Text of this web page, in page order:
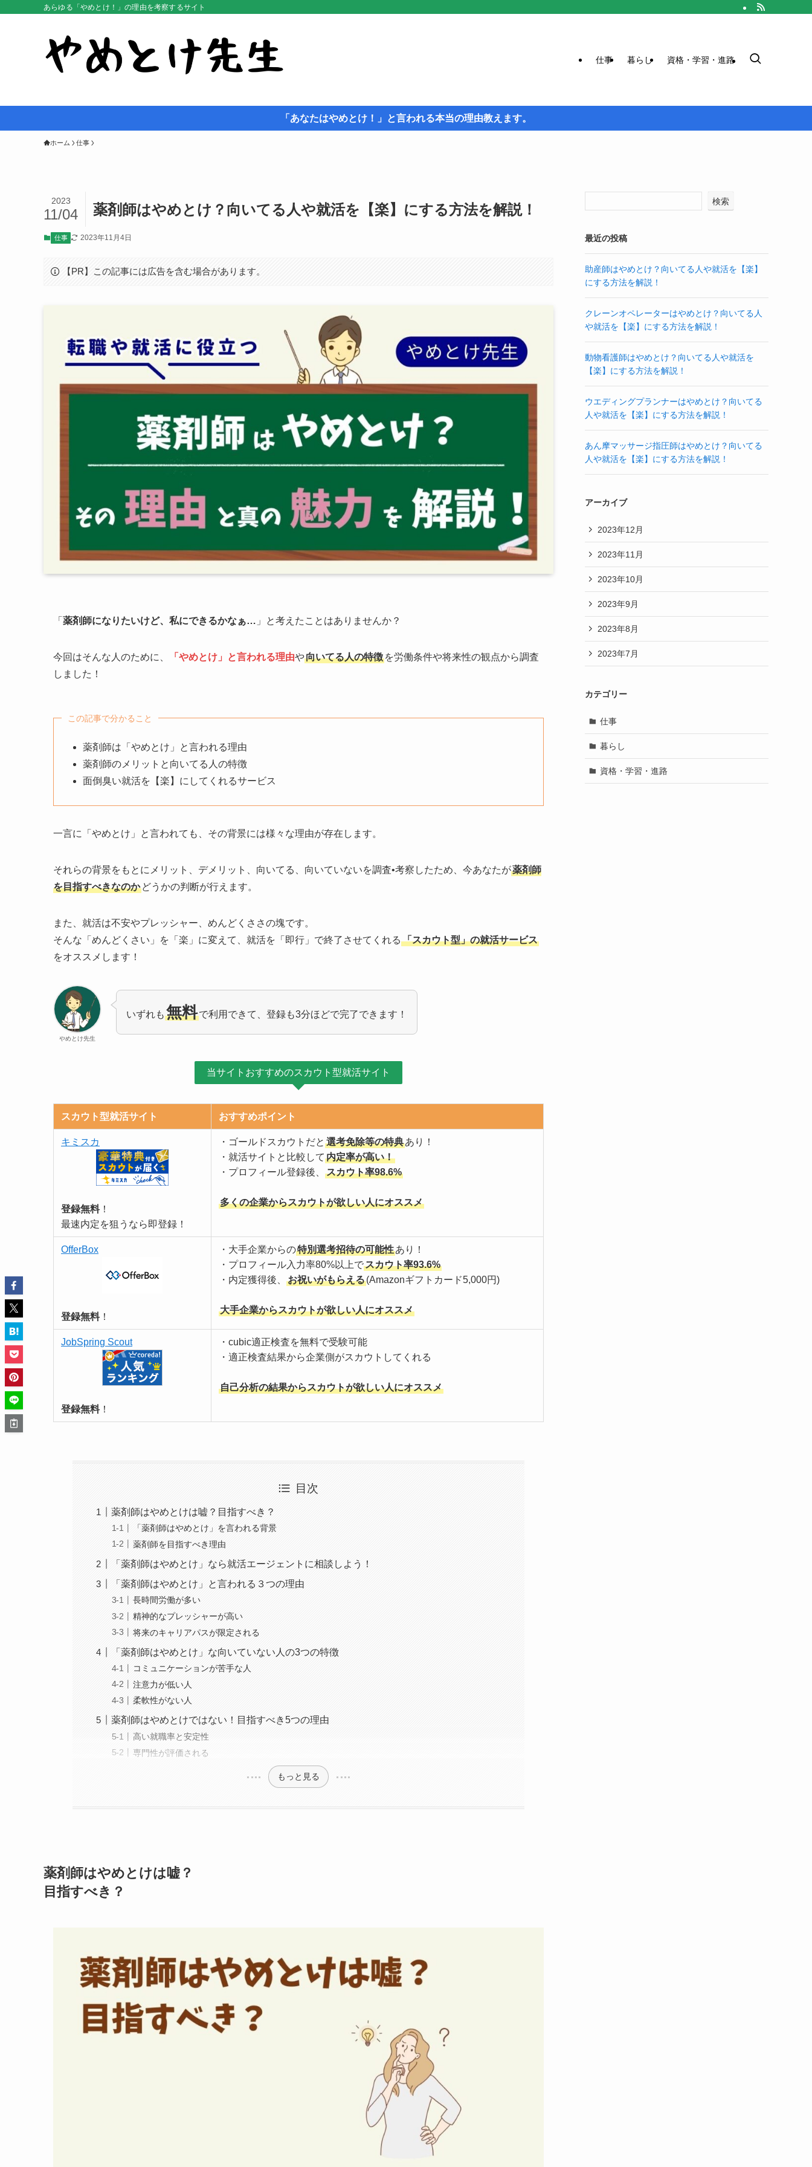
あらゆる「やめとけ！」の理由を考察するサイト
仕事 暮らし 資格・学習・進路
「あなたはやめとけ！」と言われる本当の理由教えます。
ホーム 仕事
薬剤師はやめとけ？向いてる人や就活を【楽】にする方法を解説！
2023
11/04
仕事 2023年11月4日
【PR】この記事には広告を含む場合があります。
「 薬剤師になりたいけど、私にできるかなぁ… 」と考えたことはありませんか？
今回はそんな人のために、 「やめとけ」と言われる理由や向いてる人の特徴 を労働条件や将来性の観点から調査
しました！
この記事で分かること
薬剤師は「やめとけ」と言われる理由
薬剤師のメリットと向いてる人の特徴
面倒臭い就活を【楽】にしてくれるサービス
一言に「やめとけ」と言われても、その背景には様々な理由が存在します。
それらの背景をもとにメリット、デメリット、向いてる、向いていないを調査•考察したため、今あなたが薬剤師
を目指すべきなのか どうかの判断が行えます。
また、就活は不安やプレッシャー、めんどくささの塊です。
そんな「めんどくさい」を「楽」に変えて、就活を「即行」で終了させてくれる 「スカウト型」の就活サービス
をオススメします！
やめとけ先生
いずれも 無料で利用できて、登録も3分ほどで完了できます！
当サイトおすすめのスカウト型就活サイト
スカウト型就活サイト おすすめポイント
キミスカ
登録無料！
最速内定を狙うなら即登録！
・ゴールドスカウトだと 選考免除等の特典あり！
・就活サイトと比較して 内定率が高い！
・プロフィール登録後、
スカウト率98.6%
多くの企業からスカウトが欲しい人にオススメ
OfferBox
登録無料！
・大手企業からの特別選考招待の可能性あり！
・プロフィール入力率80%以上でスカウト率93.6%
・内定獲得後、
お祝いがもらえる(Amazonギフトカード5,000円)
大手企業からスカウトが欲しい人にオススメ
JobSpring Scout
登録無料！
・cubic適正検査を無料で受験可能
・適正検査結果から企業側がスカウトしてくれる
自己分析の結果からスカウトが欲しい人にオススメ
目次
薬剤師はやめとけは嘘？目指すべき？
「薬剤師はやめとけ」を言われる背景
薬剤師を目指すべき理由
「薬剤師はやめとけ」なら就活エージェントに相談しよう！
「薬剤師はやめとけ」と言われる３つの理由
長時間労働が多い
精神的なプレッシャーが高い
将来のキャリアパスが限定される
「薬剤師はやめとけ」な向いていない人の3つの特徴
コミュニケーションが苦手な人
注意力が低い人
柔軟性がない人
薬剤師はやめとけではない！目指すべき5つの理由
高い就職率と安定性
専門性が評価される
もっと見る
薬剤師はやめとけは嘘？
目指すべき？
検索
最近の投稿
助産師はやめとけ？向いてる人や就活を【楽】
にする方法を解説！
クレーンオペレーターはやめとけ？向いてる人
や就活を【楽】にする方法を解説！
動物看護師はやめとけ？向いてる人や就活を
【楽】にする方法を解説！
ウエディングプランナーはやめとけ？向いてる
人や就活を【楽】にする方法を解説！
あん摩マッサージ指圧師はやめとけ？向いてる
人や就活を【楽】にする方法を解説！
アーカイブ
2023年12月
2023年11月
2023年10月
2023年9月
2023年8月
2023年7月
カテゴリー
仕事
暮らし
資格・学習・進路